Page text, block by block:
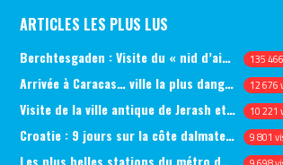
ARTICLES LES PLUS LUS
Berchtesgaden : Visite du « nid d’aigle » et des bunkers d’Hitler 135
Arrivée à Caracas… ville la plus dangereuse du monde (jour 1) 12 676
Visite de la ville antique de Jerash et du château d’Ajlun (jour 1) 10 221
Croatie : 9 jours sur la côte dalmate, de Split à Dubrovnik, en passant par Hvar et Mjlet 9 801
Les plus belles stations du métro de Saint-Pétersbourg